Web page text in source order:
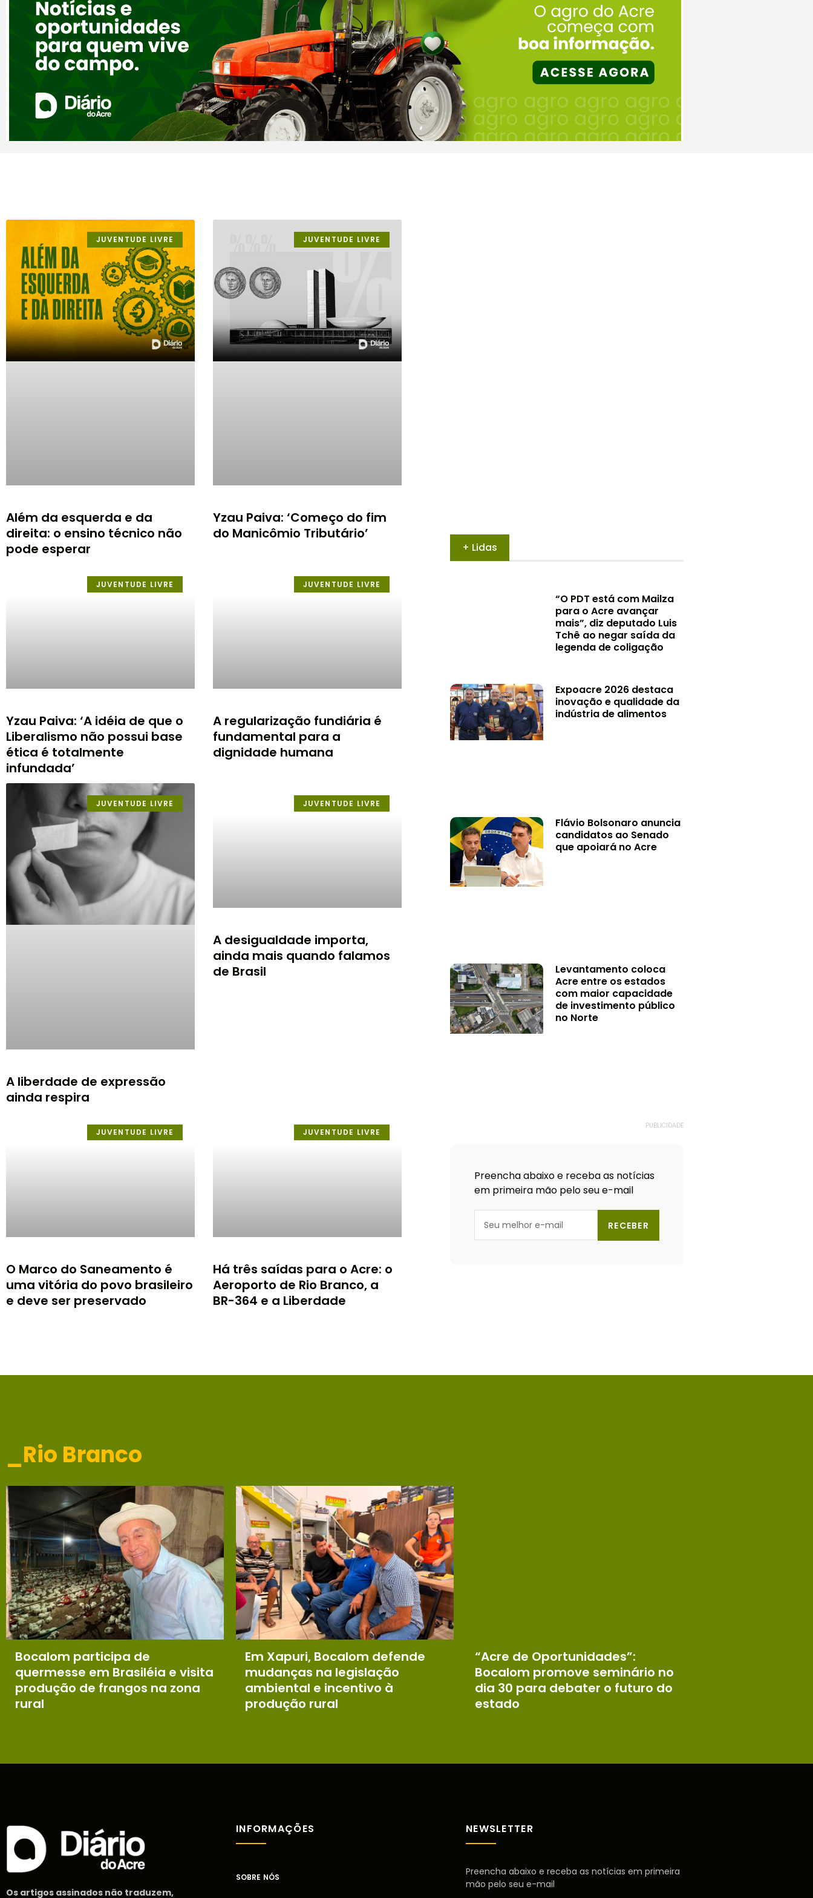
JUVENTUDE LIVRE
Além da esquerda e da
direita: o ensino técnico não
pode esperar
JUVENTUDE LIVRE
Yzau Paiva: ‘Começo do fim
do Manicômio Tributário’
JUVENTUDE LIVRE
Yzau Paiva: ‘A idéia de que o
Liberalismo não possui base
ética é totalmente
infundada’
JUVENTUDE LIVRE
A regularização fundiária é
fundamental para a
dignidade humana
JUVENTUDE LIVRE
A liberdade de expressão
ainda respira
JUVENTUDE LIVRE
A desigualdade importa,
ainda mais quando falamos
de Brasil
JUVENTUDE LIVRE
O Marco do Saneamento é
uma vitória do povo brasileiro
e deve ser preservado
JUVENTUDE LIVRE
Há três saídas para o Acre: o
Aeroporto de Rio Branco, a
BR-364 e a Liberdade
+ Lidas
“O PDT está com Mailza
para o Acre avançar
mais”, diz deputado Luis
Tchê ao negar saída da
legenda de coligação
Expoacre 2026 destaca
inovação e qualidade da
indústria de alimentos
Flávio Bolsonaro anuncia
candidatos ao Senado
que apoiará no Acre
Levantamento coloca
Acre entre os estados
com maior capacidade
de investimento público
no Norte
PUBLICIDADE
Preencha abaixo e receba as notícias
em primeira mão pelo seu e-mail
RECEBER
_Rio Branco
Bocalom participa de
quermesse em Brasiléia e visita
produção de frangos na zona
rural
Em Xapuri, Bocalom defende
mudanças na legislação
ambiental e incentivo à
produção rural
“Acre de Oportunidades”:
Bocalom promove seminário no
dia 30 para debater o futuro do
estado
Os artigos assinados não traduzem,
INFORMAÇÕES
SOBRE NÓS
NEWSLETTER
Preencha abaixo e receba as notícias em primeira
mão pelo seu e-mail